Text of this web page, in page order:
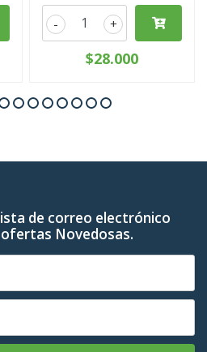
+
-
$28.000
de correo electrónico
Novedosas.